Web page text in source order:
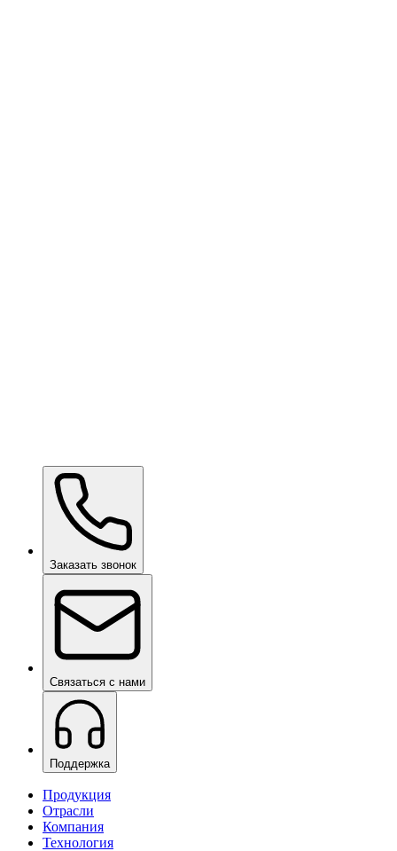
Ceramic Pro Care+по запросу
Заказать звонок
Связаться с нами
Поддержка
Продукция
Отрасли
Компания
Технология